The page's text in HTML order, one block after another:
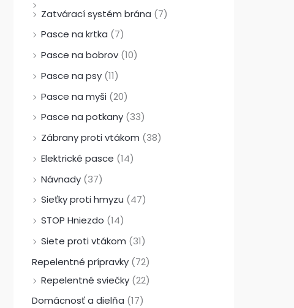
Zatvárací systém brána (7)
Pasce na krtka (7)
Pasce na bobrov (10)
Pasce na psy (11)
Pasce na myši (20)
Pasce na potkany (33)
Zábrany proti vtákom (38)
Elektrické pasce (14)
Návnady (37)
Sieťky proti hmyzu (47)
STOP Hniezdo (14)
Siete proti vtákom (31)
Repelentné prípravky (72)
Repelentné sviečky (22)
Domácnosť a dielňa (17)